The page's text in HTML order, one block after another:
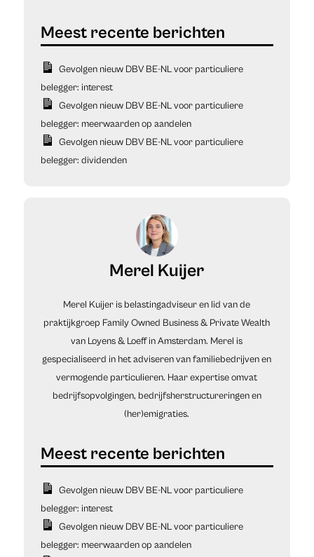
Gevolgen nieuw DBV BE-NL voor particuliere
belegger: interest
Gevolgen nieuw DBV BE-NL voor particuliere
belegger: meerwaarden op aandelen
Gevolgen nieuw DBV BE-NL voor particuliere
belegger: dividenden
Merel Kuijer
Merel Kuijer is belastingadviseur en lid van de
praktijkgroep Family Owned Business & Private Wealth
van Loyens & Loeff in Amsterdam. Merel is
gespecialiseerd in het adviseren van familiebedrijven en
vermogende particulieren. Haar expertise omvat
bedrijfsopvolgingen, bedrijfsherstructureringen en
(her)emigraties.
Gevolgen nieuw DBV BE-NL voor particuliere
belegger: interest
Gevolgen nieuw DBV BE-NL voor particuliere
belegger: meerwaarden op aandelen